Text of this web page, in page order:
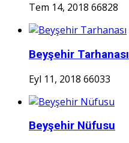
Tem 14, 2018 66828
Beyşehir Tarhanası
Eyl 11, 2018 66033
Beyşehir Nüfusu